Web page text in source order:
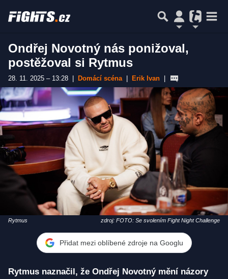
Ondřej Novotný nás ponižoval,
postěžoval si Rytmus
28. 11. 2025 – 13:28 Domácí scéna Erik Ivan
Rytmus zdroj: FOTO: Se svolením Fight Night Challenge
Přidat mezi oblíbené zdroje na Googlu
Rytmus naznačil, že Ondřej Novotný mění názory